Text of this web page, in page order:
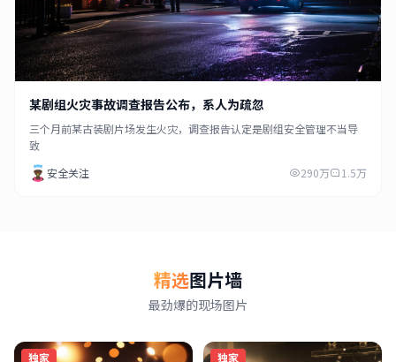
某剧组火灾事故调查报告公布，系人为疏忽
三个月前某古装剧片场发生火灾，调查报告认定是剧组安全管理不当导
致
安全关注
290万 1.5万
精选图片墙
最劲爆的现场图片
独家 独家